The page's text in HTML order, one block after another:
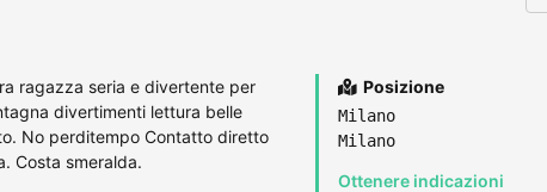
ragazza seria e divertente per
divertimenti lettura belle
No perditempo Contatto diretto
Costa smeralda.
Posizione
Milano
Milano
Ottenere indicazioni